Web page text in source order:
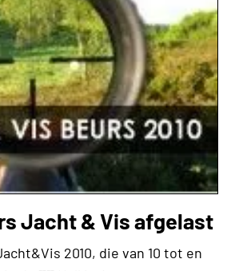
Jacht & Vis afgelast
2010, die van 10 tot en